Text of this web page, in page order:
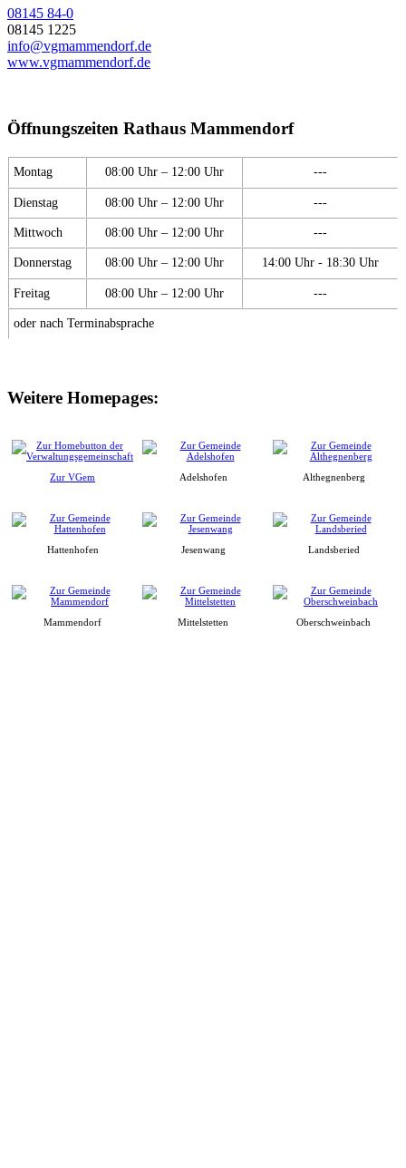
08145 84-0
08145 1225
info@vgmammendorf.de
www.vgmammendorf.de
Öffnungszeiten Rathaus Mammendorf
Montag 08:00 Uhr – 12:00 Uhr ---
Dienstag 08:00 Uhr – 12:00 Uhr ---
Mittwoch 08:00 Uhr – 12:00 Uhr ---
Donnerstag 08:00 Uhr – 12:00 Uhr 14:00 Uhr - 18:30 Uhr
Freitag 08:00 Uhr – 12:00 Uhr ---
oder nach Terminabsprache
Weitere Homepages:
Zur VGem Adelshofen Althegnenberg
Hattenhofen Jesenwang Landsberied
Mammendorf Mittelstetten Oberschweinbach